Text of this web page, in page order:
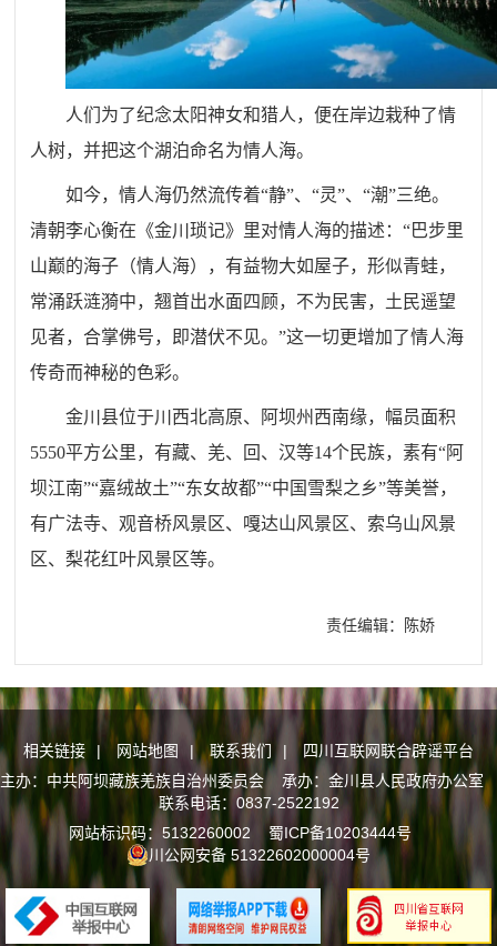
人们为了纪念太阳神女和猎人，便在岸边栽种了情
人树，并把这个湖泊命名为情人海。
如今，情人海仍然流传着“静”、“灵”、“潮”三绝。
清朝李心衡在《金川琐记》里对情人海的描述：“巴步里
山巅的海子（情人海），有益物大如屋子，形似青蛙，
常涌跃涟漪中，翘首出水面四顾，不为民害，土民遥望
见者，合掌佛号，即潜伏不见。”这一切更增加了情人海
传奇而神秘的色彩。
金川县位于川西北高原、阿坝州西南缘，幅员面积
5550平方公里，有藏、羌、回、汉等14个民族，素有“阿
坝江南”“嘉绒故土”“东女故都”“中国雪梨之乡”等美誉，
有广法寺、观音桥风景区、嘎达山风景区、索乌山风景
区、梨花红叶风景区等。
责任编辑：陈娇
相关链接 | 网站地图 | 联系我们 |
四川互联网联合辟谣平台
主办：中共阿坝藏族羌族自治州委员会 承办：金川县人民政府办公室
联系电话：0837-2522192
网站标识码：5132260002蜀ICP备10203444号
川公网安备 51322602000004号